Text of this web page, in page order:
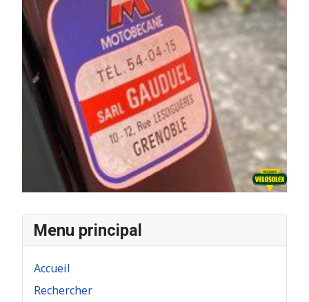
Menu principal
Accueil
Rechercher